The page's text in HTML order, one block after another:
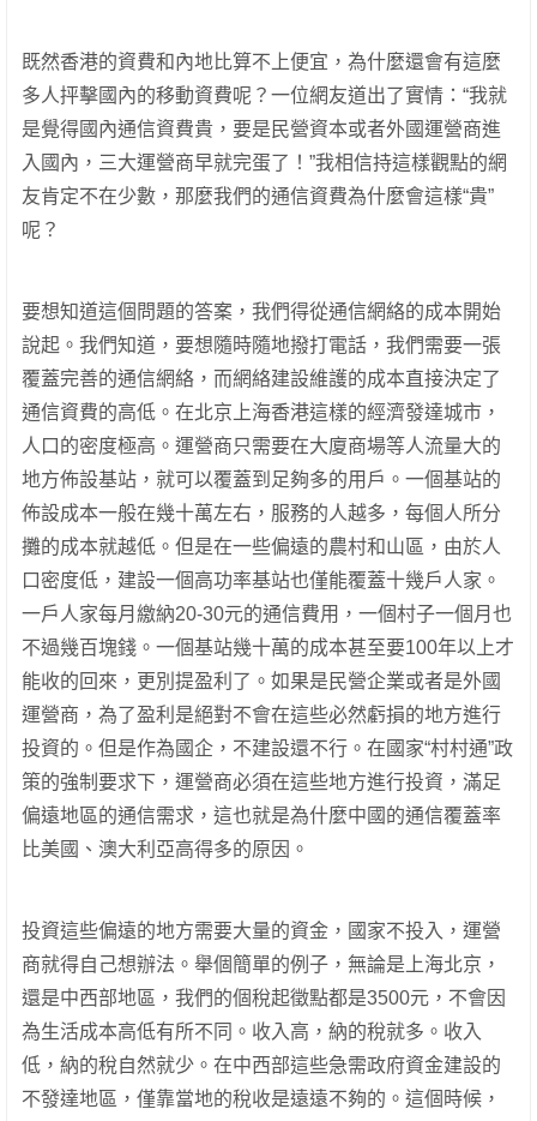
既然香港的資費和內地比算不上便宜，為什麼還會有這麼
多人抨擊國內的移動資費呢？一位網友道出了實情：“我就
是覺得國內通信資費貴，要是民營資本或者外國運營商進
入國內，三大運營商早就完蛋了！”我相信持這樣觀點的網
友肯定不在少數，那麼我們的通信資費為什麼會這樣“貴”
呢？
要想知道這個問題的答案，我們得從通信網絡的成本開始
說起。我們知道，要想隨時隨地撥打電話，我們需要一張
覆蓋完善的通信網絡，而網絡建設維護的成本直接決定了
通信資費的高低。在北京上海香港這樣的經濟發達城市，
人口的密度極高。運營商只需要在大廈商場等人流量大的
地方佈設基站，就可以覆蓋到足夠多的用戶。一個基站的
佈設成本一般在幾十萬左右，服務的人越多，每個人所分
攤的成本就越低。但是在一些偏遠的農村和山區，由於人
口密度低，建設一個高功率基站也僅能覆蓋十幾戶人家。
一戶人家每月繳納20-30元的通信費用，一個村子一個月也
不過幾百塊錢。一個基站幾十萬的成本甚至要100年以上才
能收的回來，更別提盈利了。如果是民營企業或者是外國
運營商，為了盈利是絕對不會在這些必然虧損的地方進行
投資的。但是作為國企，不建設還不行。在國家“村村通”政
策的強制要求下，運營商必須在這些地方進行投資，滿足
偏遠地區的通信需求，這也就是為什麼中國的通信覆蓋率
比美國、澳大利亞高得多的原因。
投資這些偏遠的地方需要大量的資​​金，國家不投入，運營
商就得自己想辦法。舉個簡單的例子，無論是上海北京，
還是中西部地區，我們的個稅起徵點都是3500元，不會因
為生活成本高低有所不同。收入高，納的稅就多。收入
低，納的稅自然就少。在中西部這些急需政府資金建設的
不發達地區，僅靠當地的稅收是遠遠不夠的。這個時候，